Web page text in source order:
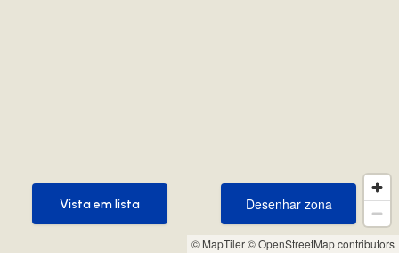
© MapTiler© OpenStreetMap contributors
Desenhar zona
Desenhar zona
Vista em lista
Vista em lista